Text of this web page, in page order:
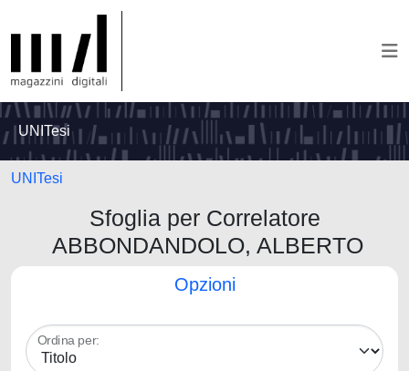
UNITesi
UNITesi
Sfoglia per Correlatore
ABBONDANDOLO, ALBERTO
Opzioni
Ordina per: